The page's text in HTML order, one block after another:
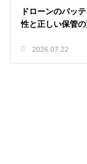
ドローンのバッ
性と正しい保管
2026.07.22